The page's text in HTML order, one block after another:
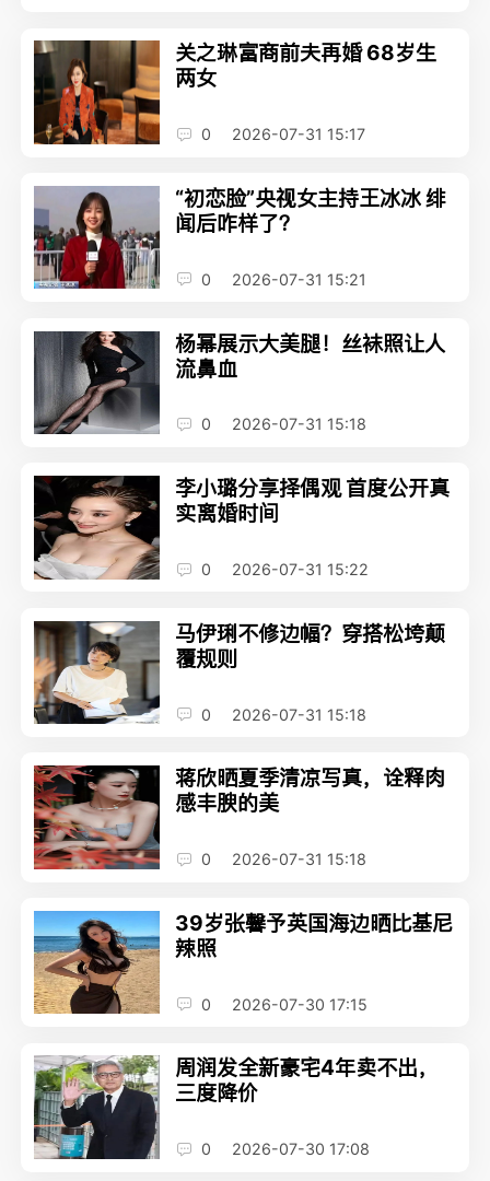
关之琳富商前夫再婚 68岁生
两女
0 2026-07-31 15:17
“初恋脸”央视女主持王冰冰 绯
闻后咋样了？
0 2026-07-31 15:21
杨幂展示大美腿！丝袜照让人
流鼻血
0 2026-07-31 15:18
李小璐分享择偶观 首度公开真
实离婚时间
0 2026-07-31 15:22
马伊琍不修边幅？穿搭松垮颠
覆规则
0 2026-07-31 15:18
蒋欣晒夏季清凉写真，诠释肉
感丰腴的美
0 2026-07-31 15:18
39岁张馨予英国海边晒比基尼
辣照
0 2026-07-30 17:15
周润发全新豪宅4年卖不出，
三度降价
0 2026-07-30 17:08